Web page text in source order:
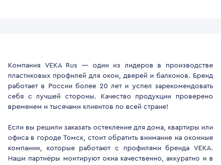
Компания VEKA Rus — один из лидеров в производстве
пластиковых профилей для окон, дверей и балконов. Бренд
работает в России более 20 лет и успел зарекомендовать
себя с лучшей стороны. Качество продукции проверено
временем и тысячами клиентов по всей стране!
Если вы решили заказать остекление для дома, квартиры или
офиса в городе Томск, стоит обратить внимание на оконные
компании, которые работают с профилями бренда VEKA.
Наши партнёры монтируют окна качественно, аккуратно и в